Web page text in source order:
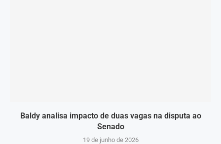
Baldy analisa impacto de duas vagas na disputa ao
Senado
19 de junho de 2026